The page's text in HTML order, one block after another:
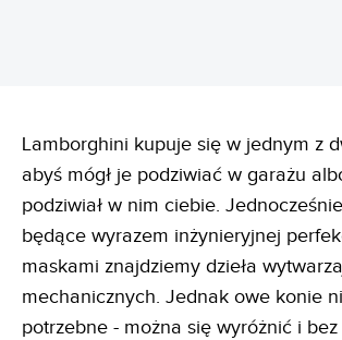
Lamborghini kupuje się w jednym z
abyś mógł je podziwiać w garażu
podziwiał w nim ciebie.
będące wyrazem inżynieryjnej
maskami znajdziemy dzieła
mechanicznych. Jednak owe konie
potrzebne - można się wyróżnić i bez